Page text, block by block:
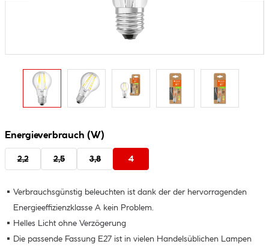
Energieverbrauch (W)
2,2 2,5 3,8 4
Verbrauchsgünstig beleuchten ist dank der der hervorragenden
Energieeffizienzklasse A kein Problem.
Helles Licht ohne Verzögerung
Die passende Fassung E27 ist in vielen Handelsüblichen Lampen